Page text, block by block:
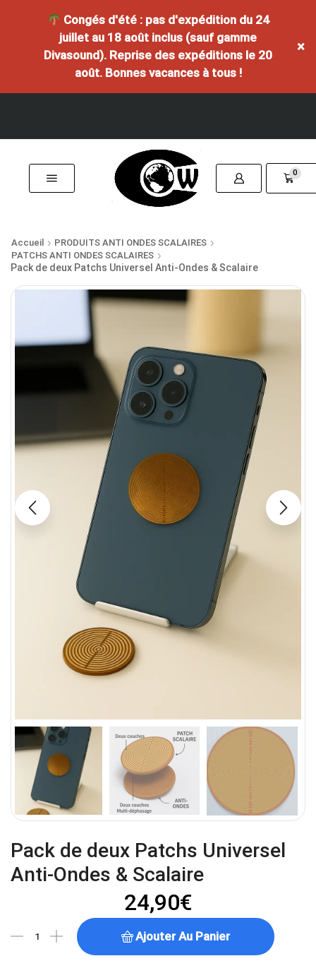
Congés d'été : pas d'expédition du 24
juillet au 18 août inclus (sauf gamme
Divasound). Reprise des expéditions le 20
août. Bonnes vacances à tous !
×
0
Accueil
PRODUITS ANTI ONDES SCALAIRES
PATCHS ANTI ONDES SCALAIRES
Pack de deux Patchs Universel Anti-Ondes & Scalaire
Pack de deux Patchs Universel
Anti-Ondes & Scalaire
24,90€
Ajouter Au Panier